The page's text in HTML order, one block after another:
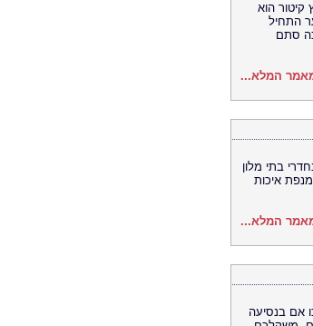
קיטור הוא
התחיל
סתם
המלא...
בתי מלון
איכות
המלא...
אם בנסיעה